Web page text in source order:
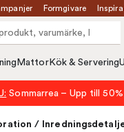
Formgivare
MattorKök & Servering
Sommarrea – Upp till
/